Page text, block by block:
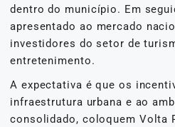
dentro do município. Em
apresentado ao mercado
investidores do setor de
entretenimento.
A expectativa é que os
infraestrutura urbana e ao
consolidado, coloquem Volta